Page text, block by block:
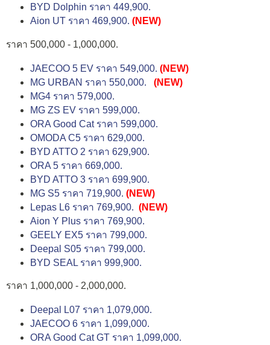
BYD Dolphin ราคา 449,900.
Aion UT ราคา 469,900. (NEW)
ราคา 500,000 - 1,000,000.
JAECOO 5 EV ราคา 549,000. (NEW)
MG URBAN ราคา 550,000.
(NEW)
MG4 ราคา 579,000.
MG ZS EV ราคา 599,000.
ORA Good Cat ราคา 599,000.
OMODA C5 ราคา 629,000.
BYD ATTO 2 ราคา 629,900.
ORA 5 ราคา 669,000.
BYD ATTO 3 ราคา 699,900.
MG S5 ราคา 719,900. (NEW)
Lepas L6 ราคา 769,900. (NEW)
Aion Y Plus ราคา 769,900.
GEELY EX5 ราคา 799,000.
Deepal S05 ราคา 799,000.
BYD SEAL ราคา 999,900.
ราคา 1,000,000 - 2,000,000.
Deepal L07 ราคา 1,079,000.
JAECOO 6 ราคา 1,099,000.
ORA Good Cat GT ราคา 1,099,000.